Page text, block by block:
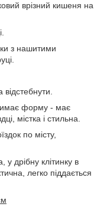
врізний кишеня на
з нашитими
форму - має
містка і стильна.
по місту,
дрібну клітинку в
легко піддається